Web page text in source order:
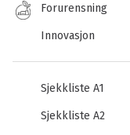
Forurensning
Innovasjon
Sjekkliste A1
Sjekkliste A2